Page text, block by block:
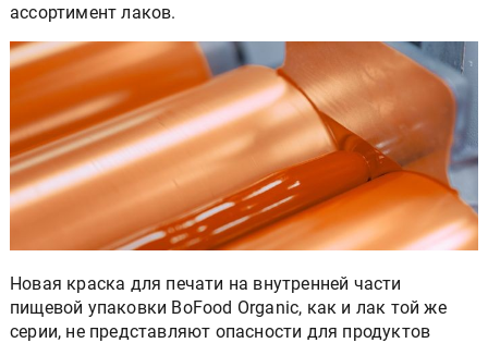
ассортимент лаков.
Новая краска для печати на внутренней части
пищевой упаковки BoFood Organic, как и лак той же
серии, не представляют опасности для продуктов